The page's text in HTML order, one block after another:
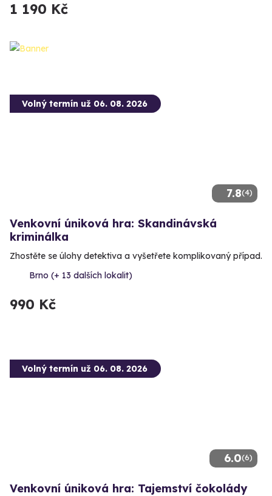
1 190 Kč
7.8(4)
Volný termín už 06. 08. 2026
Venkovní úniková hra: Skandinávská
kriminálka
Zhostěte se úlohy detektiva a vyšetřete komplikovaný případ.
Brno (+ 13 dalších lokalit)
990 Kč
6.0(6)
Volný termín už 06. 08. 2026
Venkovní úniková hra: Tajemství čokolády